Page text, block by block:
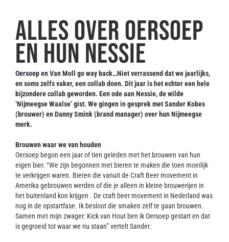
Alles over Oersoep
en hun Nessie
Oersoepen Van Moll go way back…Niet verrassend dat we jaarlijks,
en soms zelfs vaker, een collab doen. Dit jaar is het echter een hele
bijzondere collab geworden. Een ode aan Nessie, de wilde
‘Nijmeegse Waalse’ gist. We gingen in gesprek met Sander Kobes
(brouwer) en Danny Smink (brand manager) over hun Nijmeegse
merk.
Brouwen waar we van houden
Oersoep begon een jaar of tien geleden met het brouwen van hun
eigen bier. “We zijn begonnen met bieren te maken die toen moeilijk
te verkrijgen waren. Bieren die vanuit de Craft Beer movement in
Amerika gebrouwen werden of die je alleen in kleine brouwerijen in
het buitenland kon krijgen . De craft beer movement in Nederland was
nog in de opstartfase. Ik besloot die smaken zelf te gaan brouwen.
Samen met mijn zwager: Kick van Hout ben ik Oersoep gestart en dat
is gegroeid tot waar we nu staan” vertelt Sander.